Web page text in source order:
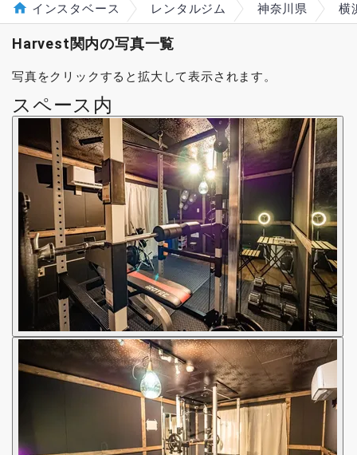
インスタベース レンタルジム 神奈川県 横
Harvest関内の写真一覧
写真をクリックすると拡大して表示されます。
スペース内